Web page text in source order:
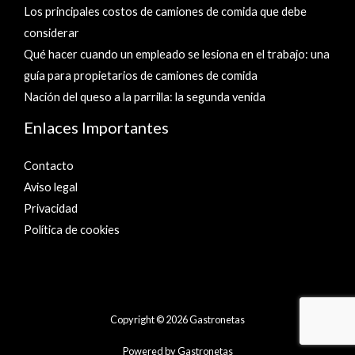
Los principales costos de camiones de comida que debe
considerar
Qué hacer cuando un empleado se lesiona en el trabajo: una
guía para propietarios de camiones de comida
Nación del queso a la parrilla: la segunda venida
Enlaces Importantes
Contacto
Aviso legal
Privacidad
Política de cookies
Copyright © 2026 Gastronetas
Powered by Gastronetas